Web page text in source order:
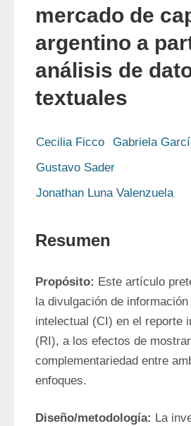
mercado de
argentino a
análisis de
textuales
Cecilia Ficco
Gabriela
Gustavo Sader
Jonathan Luna Valenzuela
Resumen
Propósito: Este artículo
la divulgación de
intelectual (CI) en el reporte
(RI), a los efectos de
complementariedad entre
enfoques.
Diseño/metodología: La